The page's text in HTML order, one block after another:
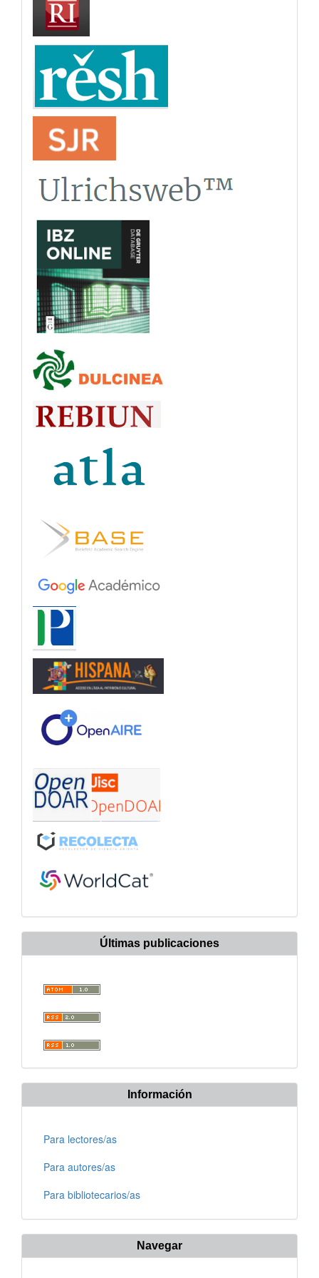
Últimas publicaciones
Información
Para lectores/as
Para autores/as
Para bibliotecarios/as
Navegar